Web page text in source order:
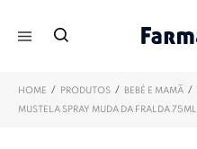
HOME / PRODUTOS / BEBÉ E MAMÃ /
MUSTELA SPRAY MUDA DA FRALDA 75ML